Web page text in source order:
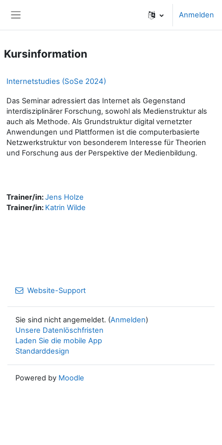
Anmelden
Kursinformation
Internetstudies (SoSe 2024)
Das Seminar adressiert das Internet als Gegenstand
interdisziplinärer Forschung, sowohl als Medienstruktur als
auch als Methode. Als Grundstruktur digital vernetzter
Anwendungen und Plattformen ist die computerbasierte
Netzwerkstruktur von besonderem Interesse für Theorien
und Forschung aus der Perspektive der Medienbildung.
Trainer/in:Jens Holze
Trainer/in: Katrin Wilde
Website-Support
Sie sind nicht angemeldet. (Anmelden)
Unsere Datenlöschfristen
Laden Sie die mobile App
Standarddesign
Powered by Moodle